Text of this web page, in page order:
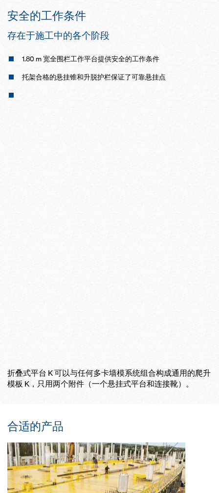
安全的工作条件
存在于施工中的各个阶段
1.80 m 宽全围栏工作平台提供安全的工作条件
托架合格的悬挂锥和升脱护栏保证了可靠悬挂点
折叠式平台 K 可以与任何多卡墙模系统组合构成通用的爬升
模板 K，只用两个附件（一个悬挂式平台和连接靴）。
合适的产品